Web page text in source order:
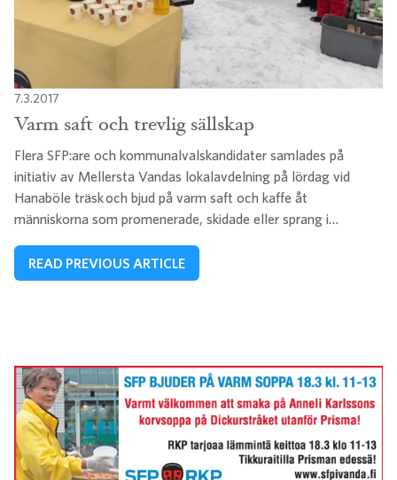
7.3.2017
Varm saft och trevlig sällskap
Flera SFP:are och kommunalvalskandidater samlades på
initiativ av Mellersta Vandas lokalavdelning på lördag vid
Hanaböle träsk och bjud på varm saft och kaffe åt
människorna som promenerade, skidade eller sprang i…
READ PREVIOUS ARTICLE